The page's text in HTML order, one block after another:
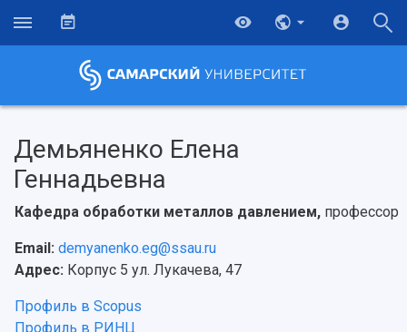
Демьяненко Елена
Геннадьевна
Кафедра обработки металлов давлением, профессор
Email: demyanenko.eg@ssau.ru
Адрес: Корпус 5 ул. Лукачева, 47
Профиль в Scopus
Профиль в РИНЦ